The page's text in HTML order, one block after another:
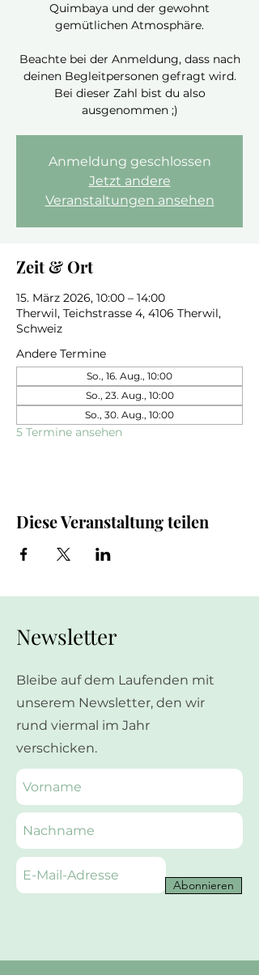
Quimbaya und der gewohnt
gemütlichen Atmosphäre.
Beachte bei der Anmeldung, dass nach
deinen Begleitpersonen gefragt wird.
Bei dieser Zahl bist du also
ausgenommen ;)
Anmeldung geschlossen
Jetzt andere
Veranstaltungen ansehen
Zeit & Ort
15. März 2026, 10:00 – 14:00
Therwil, Teichstrasse 4, 4106 Therwil,
Schweiz
Andere Termine
So., 16. Aug., 10:00
So., 23. Aug., 10:00
So., 30. Aug., 10:00
5 Termine ansehen
Diese Veranstaltung teilen
Newsletter
Bleibe auf dem Laufenden mit
unserem Newsletter, den wir
rund viermal im Jahr
verschicken.
Abonnieren